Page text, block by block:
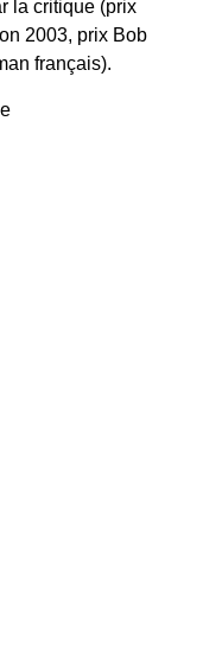
la critique (prix
2003, prix Bob
français).